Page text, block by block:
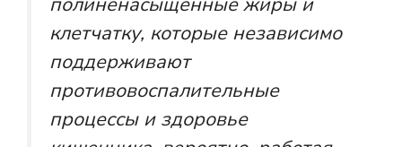
клетчатку, которые независимо
поддерживают
противовоспалительные
процессы и здоровье